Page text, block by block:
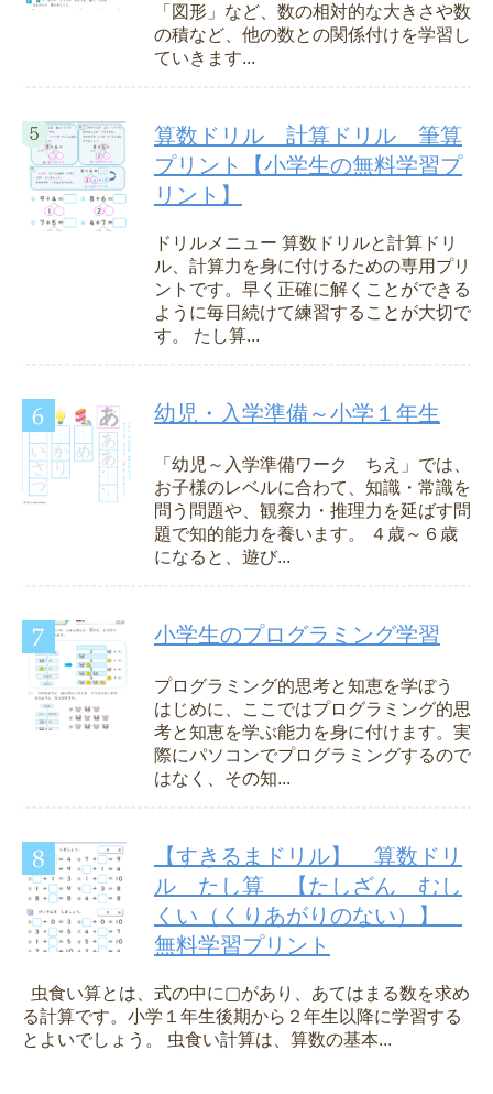
「図形」など、数の相対的な大きさや数
の積など、他の数との関係付けを学習し
ていきます...
算数ドリル 計算ドリル 筆算
プリント【小学生の無料学習プ
リント】
ドリルメニュー 算数ドリルと計算ドリ
ル、計算力を身に付けるための専用プリ
ントです。早く正確に解くことができる
ように毎日続けて練習することが大切で
す。 たし算...
幼児・入学準備～小学１年生
「幼児～入学準備ワーク ちえ」では、
お子様のレベルに合わて、知識・常識を
問う問題や、観察力・推理力を延ばす問
題で知的能力を養います。 ４歳～６歳
になると、遊び...
小学生のプログラミング学習
プログラミング的思考と知恵を学ぼう
はじめに、ここではプログラミング的思
考と知恵を学ぶ能力を身に付けます。実
際にパソコンでプログラミングするので
はなく、その知...
【すきるまドリル】 算数ドリ
ル たし算 【たしざん むし
くい（くりあがりのない）】
無料学習プリント
虫食い算とは、式の中に▢があり、あてはまる数を求め
る計算です。小学１年生後期から２年生以降に学習する
とよいでしょう。 虫食い計算は、算数の基本...